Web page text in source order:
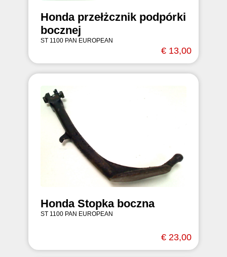
Honda przełżcznik podpórki
bocznej
ST 1100 PAN EUROPEAN
€ 13,00
Honda Stopka boczna
ST 1100 PAN EUROPEAN
€ 23,00